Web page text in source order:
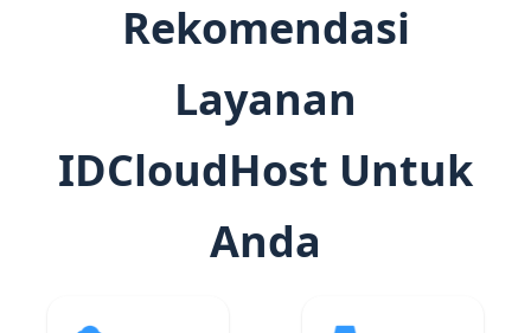
Rekomendasi
Layanan
IDCloudHost Untuk
Anda